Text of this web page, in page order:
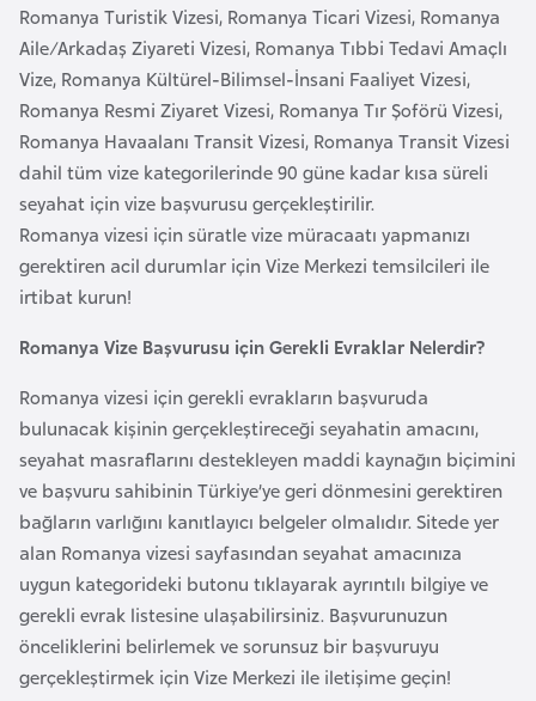
Romanya Turistik Vizesi, Romanya Ticari Vizesi, Romanya
Aile/Arkadaş Ziyareti Vizesi, Romanya Tıbbi Tedavi Amaçlı
Vize, Romanya Kültürel-Bilimsel-İnsani Faaliyet Vizesi,
Romanya Resmi Ziyaret Vizesi, Romanya Tır Şoförü Vizesi,
Romanya Havaalanı Transit Vizesi, Romanya Transit Vizesi
dahil tüm vize kategorilerinde 90 güne kadar kısa süreli
seyahat için vize başvurusu gerçekleştirilir.
Romanya vizesi için süratle vize müracaatı yapmanızı
gerektiren acil durumlar için Vize Merkezi temsilcileri ile
irtibat kurun!
Romanya Vize Başvurusu için Gerekli Evraklar Nelerdir?
Romanya vizesi için gerekli evrakların başvuruda
bulunacak kişinin gerçekleştireceği seyahatin amacını,
seyahat masraflarını destekleyen maddi kaynağın biçimini
ve başvuru sahibinin Türkiye’ye geri dönmesini gerektiren
bağların varlığını kanıtlayıcı belgeler olmalıdır. Sitede yer
alan Romanya vizesi sayfasından seyahat amacınıza
uygun kategorideki butonu tıklayarak ayrıntılı bilgiye ve
gerekli evrak listesine ulaşabilirsiniz. Başvurunuzun
önceliklerini belirlemek ve sorunsuz bir başvuruyu
gerçekleştirmek için Vize Merkezi ile iletişime geçin!
i
n
B
o
s
n
a
H
e
e
k
B
u
l
g
a
r
i